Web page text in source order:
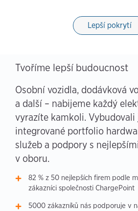
Lepší pokrytí
Tvoříme lepší budoucnost
Osobní vozidla, dodávková
a další – nabijeme každý
vyrazíte kamkoli. Vybudovali
integrované portfolio
služeb a podpory s
v oboru.
82 % z 50 nejlepších firem podle
zákazníci společnosti ChargePoint
5000 zákazníků nás podporuje v